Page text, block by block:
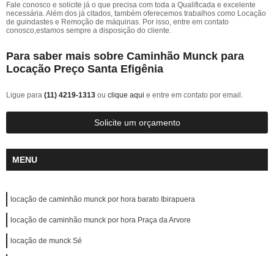
Fale conosco e solicite já o que precisa com toda a Qualificada e excelente
necessária. Além dos já citados, também oferecemos trabalhos como Locação
de guindastes e Remoção de máquinas. Por isso, entre em contato
conosco,estamos sempre a disposição do cliente.
Para saber mais sobre Caminhão Munck para
Locação Preço Santa Efigênia
Ligue para (11) 4219-1313 ou clique aqui e entre em contato por email.
Solicite um orçamento
MENU
locação de caminhão munck por hora barato Ibirapuera
locação de caminhão munck por hora Praça da Arvore
locação de munck Sé